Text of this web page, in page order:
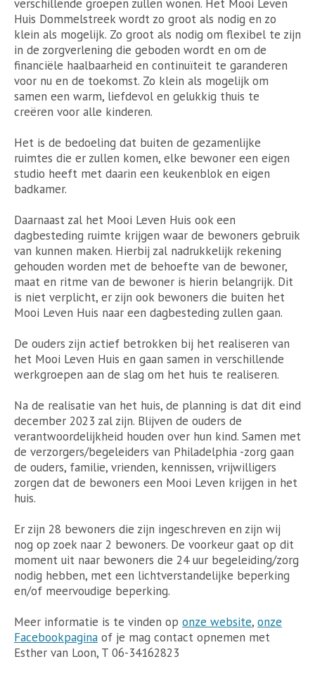
verschillende groepen zullen wonen. Het Mooi Leven
Huis Dommelstreek wordt zo groot als nodig en zo
klein als mogelijk. Zo groot als nodig om flexibel te zijn
in de zorgverlening die geboden wordt en om de
financiële haalbaarheid en continuïteit te garanderen
voor nu en de toekomst. Zo klein als mogelijk om
samen een warm, liefdevol en gelukkig thuis te
creëren voor alle kinderen.
Het is de bedoeling dat buiten de gezamenlijke
ruimtes die er zullen komen, elke bewoner een eigen
studio heeft met daarin een keukenblok en eigen
badkamer.
Daarnaast zal het Mooi Leven Huis ook een
dagbesteding ruimte krijgen waar de bewoners gebruik
van kunnen maken. Hierbij zal nadrukkelijk rekening
gehouden worden met de behoefte van de bewoner,
maat en ritme van de bewoner is hierin belangrijk. Dit
is niet verplicht, er zijn ook bewoners die buiten het
Mooi Leven Huis naar een dagbesteding zullen gaan.
De ouders zijn actief betrokken bij het realiseren van
het Mooi Leven Huis en gaan samen in verschillende
werkgroepen aan de slag om het huis te realiseren.
Na de realisatie van het huis, de planning is dat dit eind
december 2023 zal zijn. Blijven de ouders de
verantwoordelijkheid houden over hun kind. Samen met
de verzorgers/begeleiders van Philadelphia -zorg gaan
de ouders, familie, vrienden, kennissen, vrijwilligers
zorgen dat de bewoners een Mooi Leven krijgen in het
huis.
Er zijn 28 bewoners die zijn ingeschreven en zijn wij
nog op zoek naar 2 bewoners. De voorkeur gaat op dit
moment uit naar bewoners die 24 uur begeleiding/zorg
nodig hebben, met een lichtverstandelijke beperking
en/of meervoudige beperking.
Meer informatie is te vinden op onze website, onze
Facebookpagina of je mag contact opnemen met
Esther van Loon, T 06-34162823